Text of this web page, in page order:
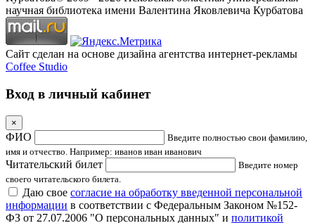
научная библиотека имени Валентина Яковлевича Курбатова
Сайт сделан на основе дизайна агентства интернет-рекламы
Coffee Studio
Вход в личный кабинет
×
ФИО
Введите полностью свои фамилию,
имя и отчество. Например: иванов иван иванович
Читательский билет
Введите номер
своего читательского билета.
Даю свое согласие на обработку введенной персональной
информации в соответствии с Федеральным Законом №152-
ФЗ от 27.07.2006 "О персональных данных" и политикой